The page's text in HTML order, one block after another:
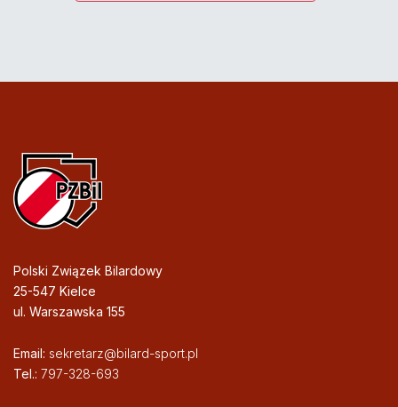
Polski Związek Bilardowy
25-547 Kielce
ul. Warszawska 155
Email: sekretarz@bilard-sport.pl
Tel.: 797-328-693